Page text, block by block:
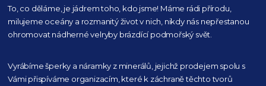
To, co děláme, je jádrem toho, kdo jsme! Máme rádi přírodu,
milujeme oceány a rozmanitý život v nich, nikdy nás nepřestanou
ohromovat nádherné velryby brázdící podmořský svět.
Vyrábíme šperky a náramky z minerálů, jejichž prodejem spolu s
Vámi přispíváme organizacím, které k záchraně těchto tvorů